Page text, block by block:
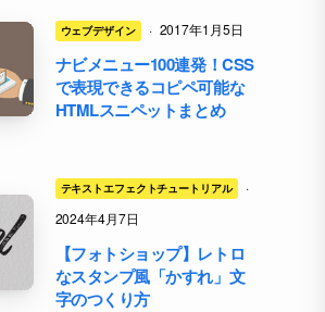
ウェブデザイン · 2017年1月5日
ナビメニュー100連発！CSS
で表現できるコピペ可能な
HTMLスニペットまとめ
テキストエフェクトチュートリアル
·
2024年4月7日
【フォトショップ】レトロ
なスタンプ風「かすれ」文
字のつくり方